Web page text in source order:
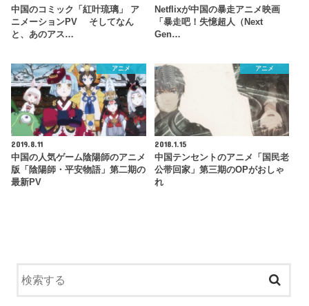
中国のコミック「紅叶琉璃」 ア
ニメーションPV そしてなん
と、あのアス…
Netflixが中国の暴走アニメ映画
「暴走吧！失憶超人（Next
Gen…
アニメ
2019.8.11
中国の人気ゲーム陰陽師のアニメ
版「陰陽師・平安物語」第二期の
最新PV
アニメ
2018.1.15
中国テンセントのアニメ「国民老
公带回家」第三期のOPがおしゃ
れ